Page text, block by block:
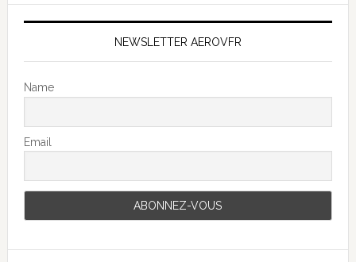
NEWSLETTER AEROVFR
Name
Email